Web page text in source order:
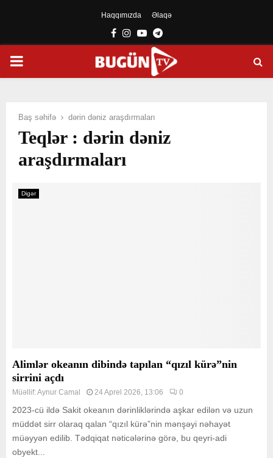
Haqqımızda Əlaqə
Facebook
Instagram
YoutubeTelegram
PRIMARY
Baş səhifə dərin dəniz araşdırmaları
Teqlər : dərin dəniz
araşdırmaları
Digər
Alimlər okeanın dibində tapılan “qızıl kürə”nin
sirrini açdı
Müəllif:Aynur Camal 24 Aprel 2026, 13:06 0
2023-cü ildə Sakit okeanın dərinliklərində aşkar edilən və uzun
müddət sirr olaraq qalan “qızıl kürə”nin mənşəyi nəhayət
müəyyən edilib. Tədqiqat nəticələrinə görə, bu qeyri-adi
obyekt...